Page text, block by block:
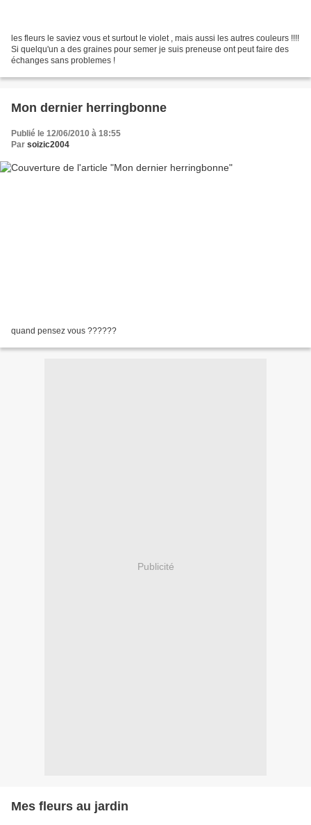
les fleurs le saviez vous et surtout le violet , mais aussi les autres couleurs !!!!
Si quelqu'un a des graines pour semer je suis preneuse ont peut faire des
échanges sans problemes !
Mon dernier herringbonne
Publié le 12/06/2010 à 18:55
Par soizic2004
quand pensez vous ??????
Publicité
Mes fleurs au jardin